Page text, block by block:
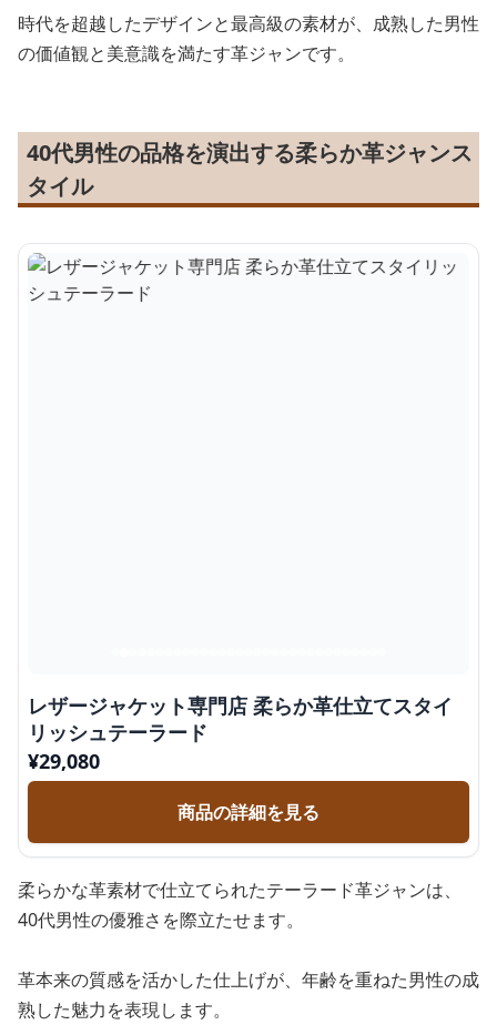
時代を超越したデザインと最高級の素材が、成熟した男性
の価値観と美意識を満たす革ジャンです。
40代男性の品格を演出する柔らか革ジャンス
タイル
レザージャケット専門店 柔らか革仕立てスタイ
リッシュテーラード
¥29,080
商品の詳細を見る
柔らかな革素材で仕立てられたテーラード革ジャンは、
40代男性の優雅さを際立たせます。
革本来の質感を活かした仕上げが、年齢を重ねた男性の成
熟した魅力を表現します。